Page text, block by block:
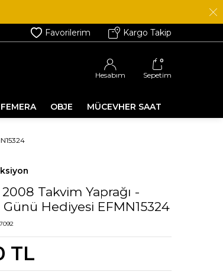
Favorilerim Kargo Takip
Hesabım
0
Sepetim
OBJE MÜCEVHER SAAT
2008 Takvim Yaprağı -
Hediyesi EFMN15324
TL